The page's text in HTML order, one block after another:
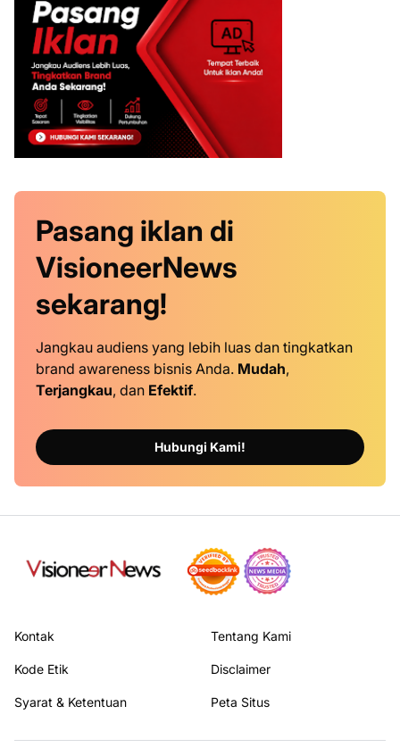
Pasang iklan di
VisioneerNews
sekarang!
Jangkau audiens yang lebih luas dan tingkatkan
brand awareness bisnis Anda. Mudah,
Terjangkau, dan Efektif.
Hubungi Kami!
Kontak Tentang Kami
Kode Etik Disclaimer
Syarat & Ketentuan Peta Situs